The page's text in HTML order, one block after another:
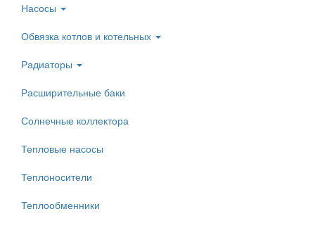
Насосы
Обвязка котлов и котельных
Радиаторы
Расширительные баки
Солнечные коллектора
Тепловые насосы
Теплоносители
Теплообменники